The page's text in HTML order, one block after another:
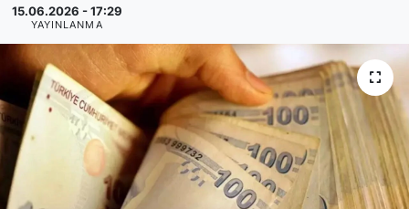
15.06.2026 - 17:29
YAYINLANMA